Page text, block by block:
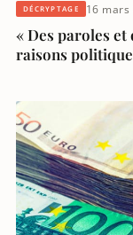
DÉCRYPTAGE 16 mars
« Des paroles et
raisons